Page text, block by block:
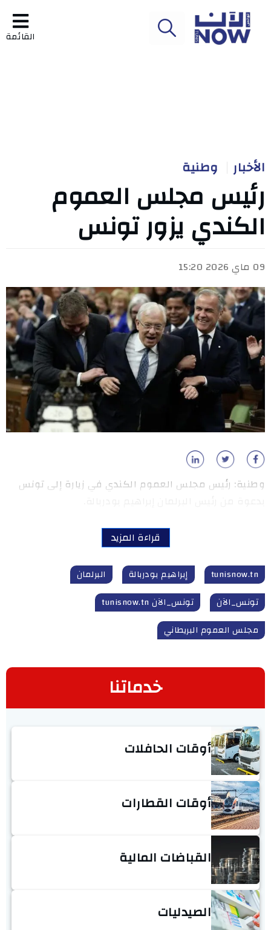
القائمة
الأخبار وطنية
رئيس مجلس العموم
الكندي يزور تونس
09 ماي 2026 15:20
وطنية: رئيس مجلس العموم الكندي في زيارة إلى تونس
قراءة المزيد
tunisnow.tn إبراهيم بودربالة
البرلمان
تونس_الآن
تونس_الآن tunisnow.tn
مجلس العموم البريطاني
خدماتنا
أوقات الحافلات
أوقات القطارات
القباضات المالية
الصيدليات